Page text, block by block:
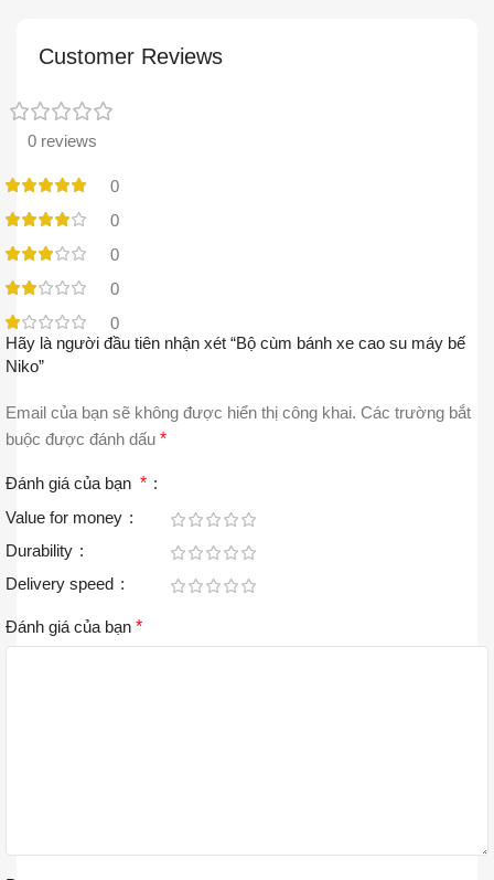
Customer Reviews
0 reviews
0
0
0
0
0
Hãy là người đầu tiên nhận xét “Bộ cùm bánh xe cao su máy bế
Niko”
Email của bạn sẽ không được hiển thị công khai. Các trường bắt
buộc được đánh dấu *
Đánh giá của bạn *
Value for money
Durability
Delivery speed
Đánh giá của bạn *